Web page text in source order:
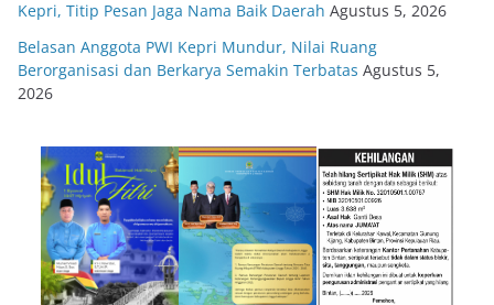
Kepri, Titip Pesan Jaga Nama Baik Daerah Agustus 5, 2026
Belasan Anggota PWI Kepri Mundur, Nilai Ruang
Berorganisasi dan Berkarya Semakin Terbatas Agustus 5,
2026